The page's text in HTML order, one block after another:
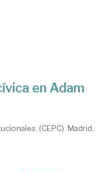
en Adam
(CEPC). Madrid,